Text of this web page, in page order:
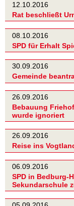
12.10.2016
Rat beschließt
08.10.2016
SPD für Erhalt
30.09.2016
Gemeinde
26.09.2016
Bebauung
wurde ignoriert
26.09.2016
Reise ins
06.09.2016
SPD in Bedburg-
Sekundarschule